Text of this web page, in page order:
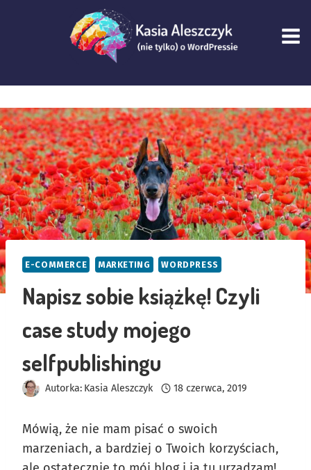
E-COMMERCE MARKETING WORDPRESS
Napisz sobie książkę! Czyli
case study mojego
selfpublishingu
Autorka: Kasia Aleszczyk 18 czerwca, 2019
Mówią, że nie mam pisać o swoich
marzeniach, a bardziej o Twoich korzyściach,